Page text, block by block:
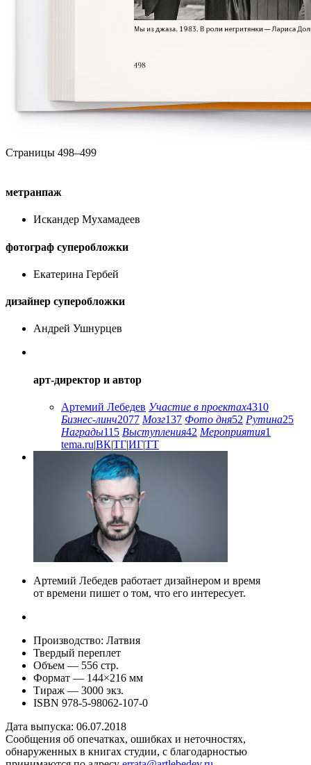
Страницы 498–499
метранпаж
Искандер Мухамадеев
фотограф суперобложки
Екатерина Гербей
дизайнер суперобложки
Андрей Ушнурцев
арт-директор и автор
Артемий Лебедев Участие в проектах4310
Бизнес-линч2077 Мозг137 Фото дня52 Рутина25
Награды115 Выступления42 Мероприятия1
tema.ru|ВК|ТГ|ИГ|ТТ
Артемий Лебедев работает дизайнером и время
от времени пишет о том, что его интересует.
Производство: Латвия
Твердый переплет
Объем — 556 стр.
Формат — 144×216 мм
Тираж — 3000 экз.
ISBN 978-5-98062-107-0
Дата выпуска: 06.07.2018
Сообщения об опечатках, ошибках и неточностях,
обнаруженных в книгах студии, с благодарностью